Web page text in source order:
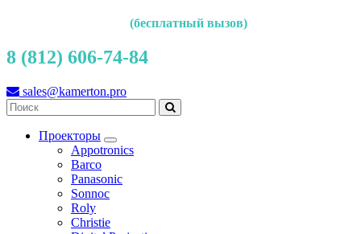
(бесплатный вызов)
8 (812) 606-74-84
sales@kamerton.pro
Проекторы
Appotronics
Barco
Panasonic
Sonnoc
Roly
Christie